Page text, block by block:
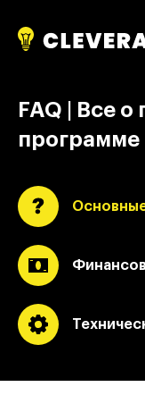
FAQ | Все
программе